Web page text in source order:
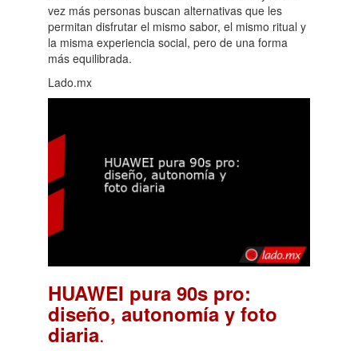
vez más personas buscan alternativas que les
permitan disfrutar el mismo sabor, el mismo ritual y
la misma experiencia social, pero de una forma
más equilibrada.
Lado.mx
HUAWEI pura 90s pro:
diseño, autonomía y foto
diaria.